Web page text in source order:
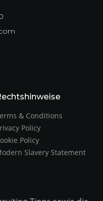
& Conditions
Policy
Policy
Slavery Statement